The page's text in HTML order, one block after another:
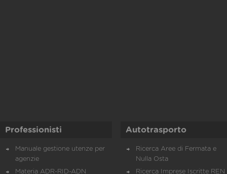
Professionisti
Manuale gestione utenze per
agenzie
Materia ADR-RID-ADN
Autotrasporto
Ricerca Aree di Fermata e
Nulla Osta
Ricerca Imprese Iscritte REN